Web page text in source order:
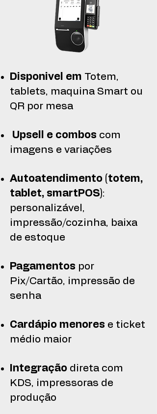
Disponivel em Totem,
tablets, maquina Smart ou
QR por mesa
Upsell e combos com
imagens e variações
Autoatendimento (totem,
tablet, smartPOS):
personalizável,
impressão/cozinha, baixa
de estoque
Pagamentos por
Pix/Cartão, impressão de
senha
Cardápio menores e ticket
médio maior
Integração direta com
KDS, impressoras de
produção